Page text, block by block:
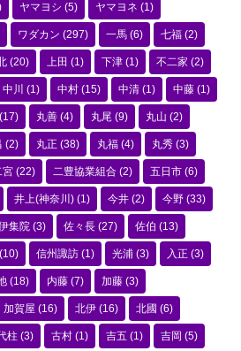
ヤマヨシ (5) ヤマヨネ (1)
ワダカン (297) 一馬 (6) 七福 (2)
(20) 上田 (1) 下津 (1) 不二家 (2)
中川 (1) 中村 (15) 中清 (1) 中藤 (1)
(17) 丸善 (4) 丸尾 (9) 丸山 (2)
(2) 丸正 (38) 丸福 (4) 丸秀 (3)
宮 (22) 二豊協業組合 (2) 五日市 (6)
井上(神奈川) (1) 今井 (2) 今野 (33)
集院 (3) 佐々長 (27) 佐伯 (13)
(10) 信州諏訪 (1) 光浦 (3) 入正 (3)
(18) 内藤 (7) 加藤 (3)
加賀屋 (16) 北伊 (16) 北國 (6)
柱 (3) 古村 (1) 吉五 (1) 吉岡 (5)